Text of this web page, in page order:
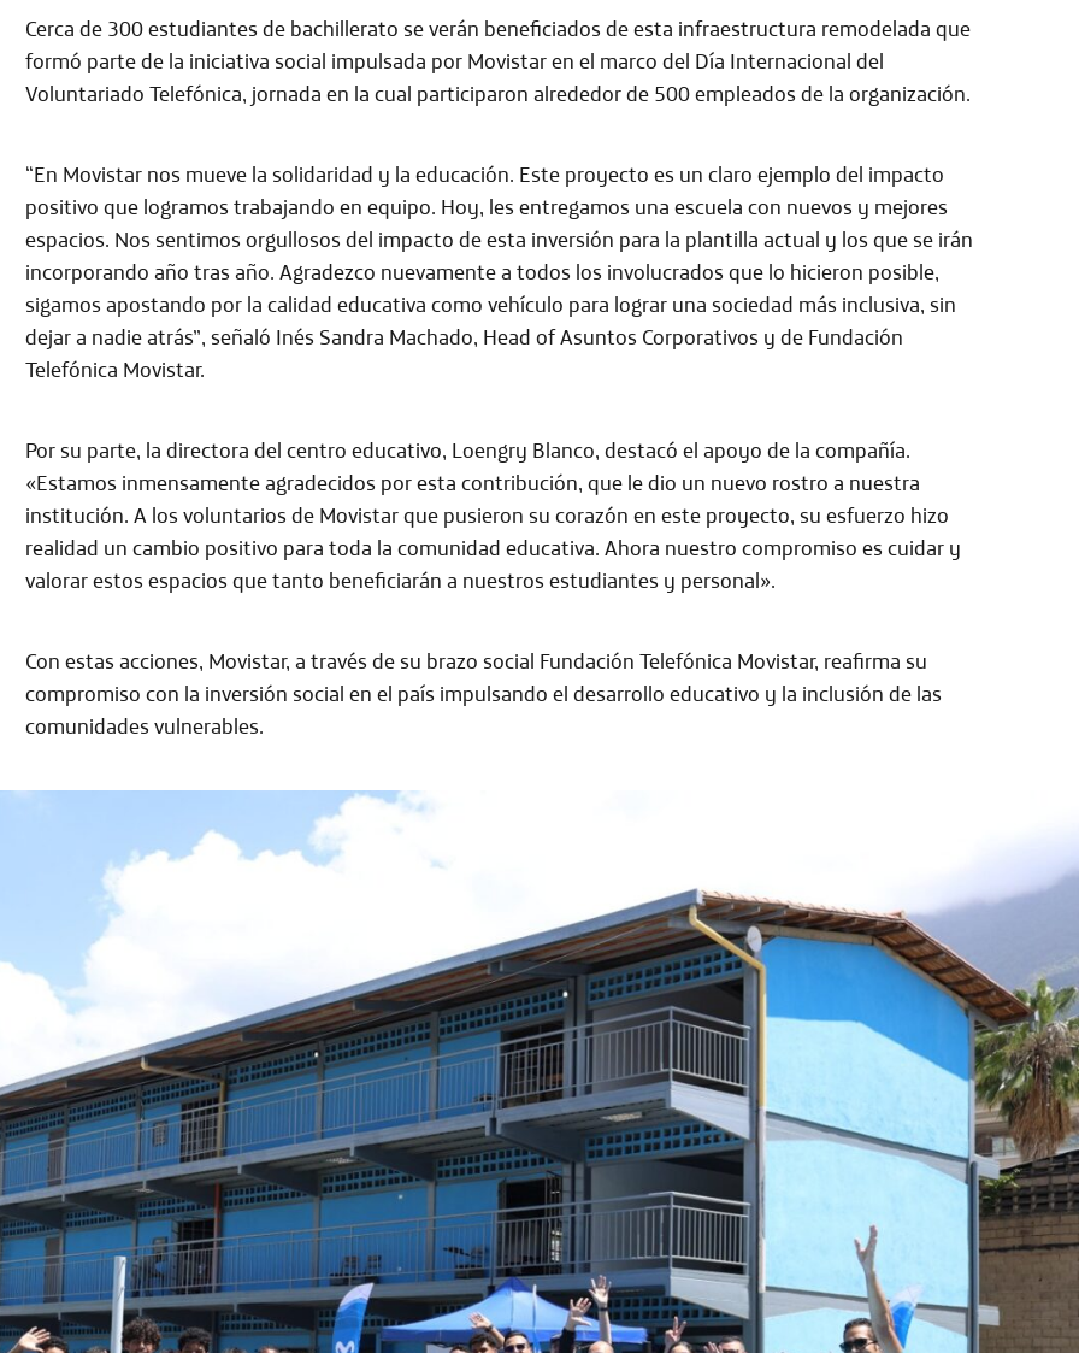
Cerca de 300 estudiantes de bachillerato se verán beneficiados de esta infraestructura remodelada que
formó parte de la iniciativa social impulsada por Movistar en el marco del Día Internacional del
Voluntariado Telefónica, jornada en la cual participaron alrededor de 500 empleados de la organización.
“En Movistar nos mueve la solidaridad y la educación. Este proyecto es un claro ejemplo del impacto
positivo que logramos trabajando en equipo. Hoy, les entregamos una escuela con nuevos y mejores
espacios. Nos sentimos orgullosos del impacto de esta inversión para la plantilla actual y los que se irán
incorporando año tras año. Agradezco nuevamente a todos los involucrados que lo hicieron posible,
sigamos apostando por la calidad educativa como vehículo para lograr una sociedad más inclusiva, sin
dejar a nadie atrás”, señaló Inés Sandra Machado, Head of Asuntos Corporativos y de Fundación
Telefónica Movistar.
Por su parte, la directora del centro educativo, Loengry Blanco, destacó el apoyo de la compañía.
«Estamos inmensamente agradecidos por esta contribución, que le dio un nuevo rostro a nuestra
institución. A los voluntarios de Movistar que pusieron su corazón en este proyecto, su esfuerzo hizo
realidad un cambio positivo para toda la comunidad educativa. Ahora nuestro compromiso es cuidar y
valorar estos espacios que tanto beneficiarán a nuestros estudiantes y personal».
Con estas acciones, Movistar, a través de su brazo social Fundación Telefónica Movistar, reafirma su
compromiso con la inversión social en el país impulsando el desarrollo educativo y la inclusión de las
comunidades vulnerables.